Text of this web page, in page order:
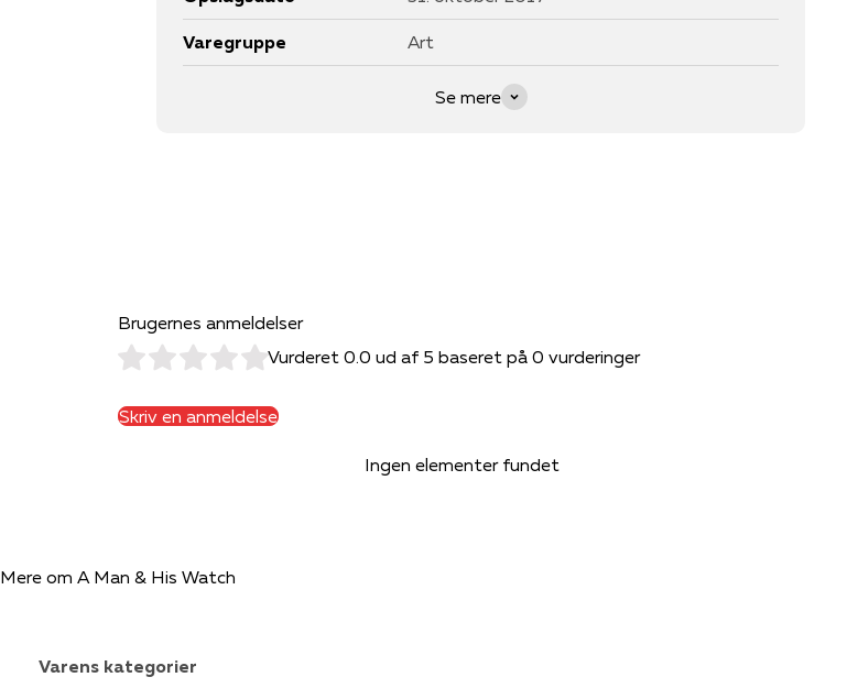
Varegruppe Art
Se mere
Brugernes anmeldelser
Vurderet 0.0 ud af 5 baseret på 0 vurderinger
Skriv en anmeldelse
Ingen elementer fundet
Mere om A Man & His Watch
Varens kategorier